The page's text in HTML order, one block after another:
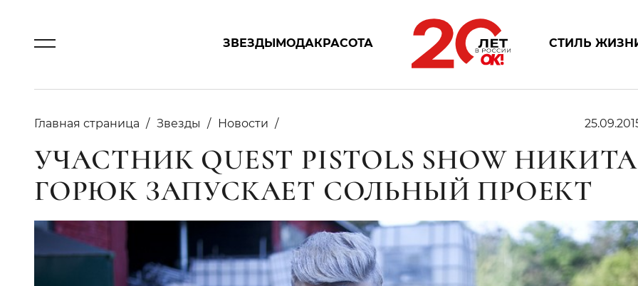
ЗВЕЗДЫМОДАКРАСОТА СТИЛЬ
Главная страница Звезды Новости
УЧАСТНИК QUEST PISTOLS SHOW НИКИТА
ГОРЮК ЗАПУСКАЕТ СОЛЬНЫЙ ПРОЕКТ